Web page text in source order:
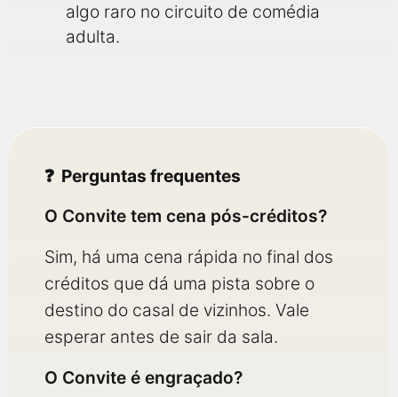
algo raro no circuito de comédia
adulta.
Perguntas frequentes
O Convite tem cena pós-créditos?
Sim, há uma cena rápida no final dos
créditos que dá uma pista sobre o
destino do casal de vizinhos. Vale
esperar antes de sair da sala.
O Convite é engraçado?